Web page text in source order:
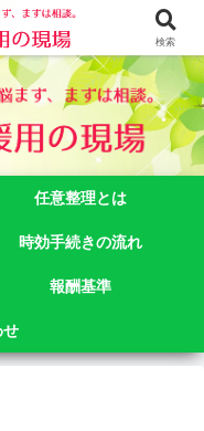
務所にご相談下さい。 東京都
４階 TEL:03-3356-3750
任意整理とは
時効手続きの流れ
報酬基準
せ
検索